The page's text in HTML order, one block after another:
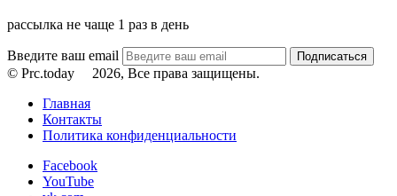
рассылка не чаще 1 раз в день
Введите ваш email
© Prc.today
2026, Все права защищены.
Главная
Контакты
Политика конфиденциальности
Facebook
YouTube